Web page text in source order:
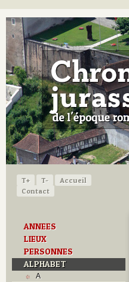
T+ T-
Accueil
Contact
ANNEES
LIEUX
PERSONNES
ALPHABET
A